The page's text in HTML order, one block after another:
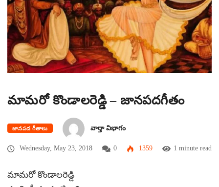
మామరో కొండాలరెడ్డి – జానపదగీతం
జానపద గీతాలు వార్తా విభాగం
Wednesday, May 23, 2018 0 1359 1 minute read
మామరో కొండాలరెడ్డి